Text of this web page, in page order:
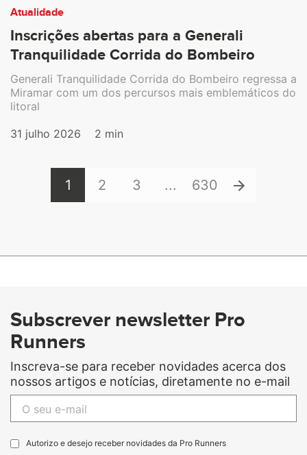
Atualidade
Inscrições abertas para a Generali
Tranquilidade Corrida do Bombeiro
Generali Tranquilidade Corrida do Bombeiro regressa a
Miramar com um dos percursos mais emblemáticos do
litoral
31 julho 2026
2 min
1 2 3 ... 630
Subscrever newsletter Pro
Runners
Inscreva-se para receber novidades acerca dos
nossos artigos e notícias, diretamente no e-mail
Autorizo e desejo receber novidades da Pro Runners